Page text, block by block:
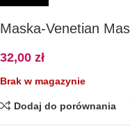
Maska-Venetian
32,00 zł
Brak w magazynie
Dodaj do porównania